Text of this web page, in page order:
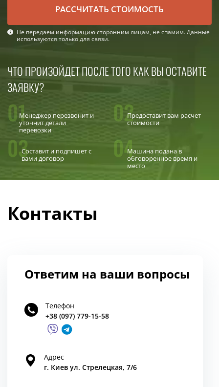
РАСCЧИТАТЬ СТОИМОСТЬ
Не передаем информацию сторонним лицам, не спамим. Данные
используются только для связи.
ЧТО ПРОИЗОЙДЕТ ПОСЛЕ ТОГО КАК ВЫ ОСТАВИТЕ
ЗАЯВКУ?
01Менеджер перезвонит и
уточнит детали
перевозки
02Предоставит вам расчет
стоимости
03Составит и подпишет с
вами договор
04Машина подана в
обговоренное время и
место
Контакты
Ответим на ваши вопросы
Телефон
+38 (097) 779-15-58
Адрес
г. Киев ул. Стрелецкая, 7/6